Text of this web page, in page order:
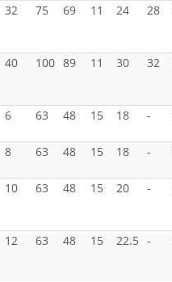
32 75 69 11 24 28
40 100 89 11 30 32
6 63 48 15 18 -
8 63 48 15 18 -
10 63 48 15 20 -
12 63 48 15 22.5 -